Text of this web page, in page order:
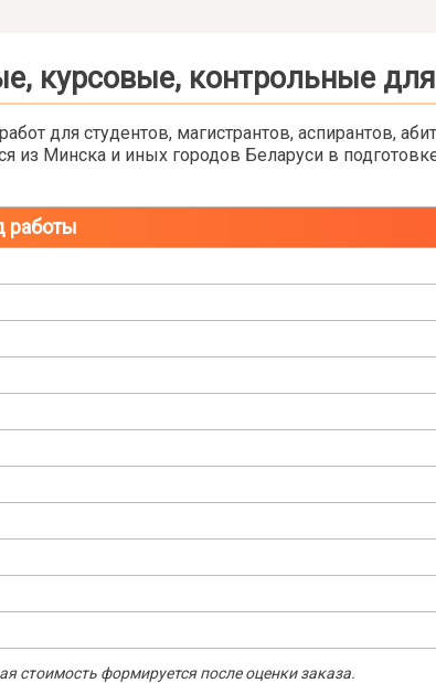
курсовые, контрольные
для студентов, магистрантов, аспирантов,
из Минска и иных городов Беларуси в
работы
стоимость формируется после оценки заказа.